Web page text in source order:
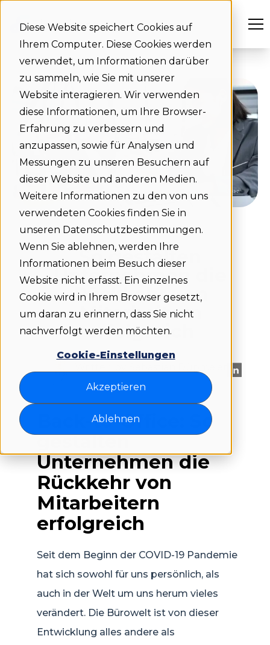
Diese Website speichert Cookies auf
Ihrem Computer. Diese Cookies werden
verwendet, um Informationen darüber
zu sammeln, wie Sie mit unserer
Website interagieren. Wir verwenden
diese Informationen, um Ihre Browser-
Erfahrung zu verbessern und
anzupassen, sowie für Analysen und
Messungen zu unseren Besuchern auf
dieser Website und anderen Medien.
Weitere Informationen zu den von uns
verwendeten Cookies finden Sie in
unseren Datenschutzbestimmungen.
Wenn Sie ablehnen, werden Ihre
Informationen beim Besuch dieser
Website nicht erfasst. Ein einzelnes
Cookie wird in Ihrem Browser gesetzt,
um daran zu erinnern, dass Sie nicht
nachverfolgt werden möchten.
Cookie-Einstellungen
Akzeptieren
Ablehnen
02-03-2023
So gestalten
Unternehmen die
Rückkehr von
Mitarbeitern
erfolgreich
Back-to-Office: So
gestalten
Unternehmen die
Rückkehr von
Mitarbeitern
erfolgreich
Seit dem Beginn der COVID-19 Pandemie
hat sich sowohl für uns persönlich, als
auch in der Welt um uns herum vieles
verändert. Die Bürowelt ist von dieser
Entwicklung alles andere als